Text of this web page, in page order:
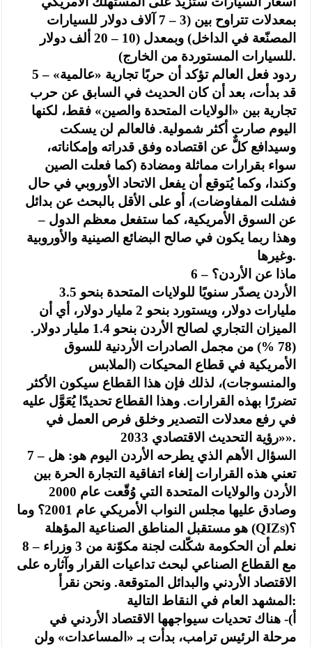
بمعدلات تتراوح بين (3 – 7 آلاف دولار للسيارات
المصنّعة في الداخل) وبمعدل (10 – 20 ألف دولار
للسيارات المستوردة من الخارج).
5 – ردود فعل العالم تؤكد أن حربًا تجارية «عالمية»
قد بدأت، بعد أن كان الحديث في السابق عن حرب
تجارية بين «الولايات المتحدة والصين» فقط، لكنها
اليوم صارت أكثر شمولية. فالعالم لن يسكت
وسيدافع كلٌّ عن اقتصاده وفق قدراته وإمكاناته،
سواء بقرارات مماثلة ومضادة (كما فعلت الصين
وكندا، وكما يُتوقع أن يفعل الاتحاد الأوروبي في حال
فشلت المفاوضات)، أو على الأقل بالبحث عن بدائل
عن السوق الأمريكية، كما ستفعل معظم الدول –
وهذا ربما يكون في صالح البضائع الصينية والأوروبية
وغيرها.
6 – ماذا عن الأردن؟
الأردن يصدّر سنويًا للولايات المتحدة بنحو 3.5
مليارات دولار، ويستورد بنحو 2 مليار دولار، أي أن
الميزان التجاري لصالح الأردن بنحو 1.4 مليار دولار.
(78 %) من مجمل الصادرات الأردنية للسوق
الأمريكية في قطاع المحيكات (الملابس
والمنسوجات)، لذلك فإن هذا القطاع سيكون الأكثر
تضررًا بهذه القرارات. وهذا القطاع تحديدًا يُعَوَّل عليه
في رفع معدلات التصدير وخلق فرص العمل في
«رؤية التحديث الاقتصادي 2033».
7 – السؤال الأهم الذي يطرحه الأردن اليوم هو: هل
تعني هذه القرارات إلغاء اتفاقية التجارة الحرة بين
الأردن والولايات المتحدة التي وُقّعت عام 2000
وصادق عليها مجلس النواب الأمريكي عام 2001؟ وما
هو مستقبل المناطق الصناعية المؤهلة (QIZs)؟
8 – نعلم أن الحكومة شكّلت لجنة مكوّنة من 3 وزراء
مع القطاع الصناعي لبحث تداعيات القرار وآثاره على
الاقتصاد الأردني والبدائل المتوقعة. ونحن نقرأ
المشهد العام في النقاط التالية:
أ)- هناك تحديات سيواجهها الاقتصاد الأردني في
مرحلة الرئيس ترامب، بدأت بـ «المساعدات» ولن